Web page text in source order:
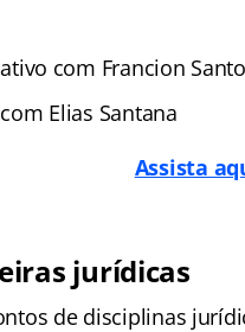
com Francion
Elias Santana
Assista
jurídicas
de disciplinas